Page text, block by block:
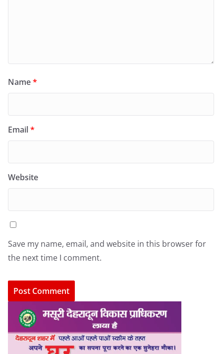
Name*
Email*
Website
Save my name, email, and website in this browser for
the next time I comment.